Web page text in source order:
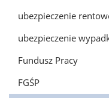
ubezpieczenie
ubezpieczenie
Fundusz Pracy
FGŚP